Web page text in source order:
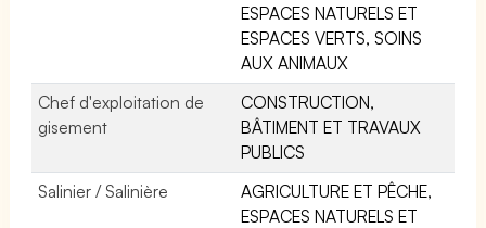
ESPACES NATURELS ET
ESPACES VERTS, SOINS
AUX ANIMAUX
Chef d'exploitation de
gisement
CONSTRUCTION,
BÂTIMENT ET TRAVAUX
PUBLICS
Salinier / Salinière
AGRICULTURE ET PÊCHE,
ESPACES NATURELS ET